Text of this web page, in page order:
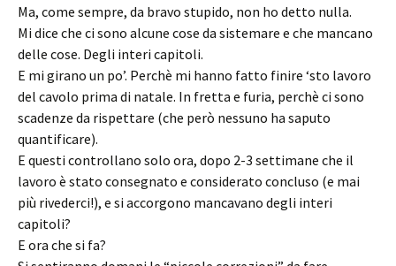
Ma, come sempre, da bravo stupido, non ho detto nulla.
Mi dice che ci sono alcune cose da sistemare e che mancano
delle cose. Degli interi capitoli.
E mi girano un po’. Perchè mi hanno fatto finire ‘sto lavoro
del cavolo prima di natale. In fretta e furia, perchè ci sono
scadenze da rispettare (che però nessuno ha saputo
quantificare).
E questi controllano solo ora, dopo 2-3 settimane che il
lavoro è stato consegnato e considerato concluso (e mai
più rivederci!), e si accorgono mancavano degli interi
capitoli?
E ora che si fa?